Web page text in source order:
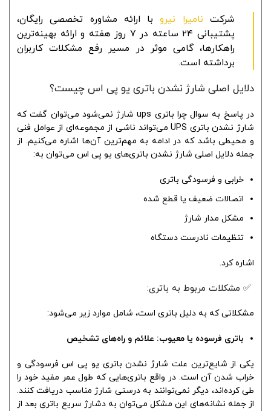
شرکت نامیرا نیروبا ارائه مشاوره تخصصی رایگان،
پشتیبانی ۲۴ ساعته در ۷ روز هفته و ارائه بهینه‌ترین
راهکارها، گامی موثر در مسیر رفع مشکلات کاربران
برداشته است.
دلایل اصلی شارژ نشدن باتری یو پی اس چیست؟
در پاسخ به سوال چرا باتری ups شارژ نمی‌شود می‌توان گفت که
شارژ نشدن باتری UPS می‌تواند ناشی از مجموعه‌ای از عوامل فنی
و محیطی باشد که در ادامه به مهم‌ترین آن‌ها اشاره می‌کنیم. از
جمله دلایل اصلی شارژ نشدن باتری‌های یو پی اس می‌توان به:
خرابی و فرسودگی باتری
اتصالات ضعیف یا قطع شده
مشکل مدار شارژ
تنظیمات نادرست دستگاه
اشاره کرد.
✅ مشکلات مربوط به باتری:
مشکلاتی که به دلیل باتری است، شامل موارد زیر می‌شود:
باتری فرسوده یا معیوب: علائم و راه‌های تشخیص
یکی از شایع‌ترین علت شارژ نشدن باتری یو پی اس فرسودگی و
خراب شدن آن است. در واقع باتری‌هایی که طول عمر مفید خود را
طی کرده‌اند، دیگر نمی‌توانند به درستی شارژ مناسب دریافت کنند.
از جمله نشانه‌های این مشکل می‌توان به دشارژ سریع باتری بعد از